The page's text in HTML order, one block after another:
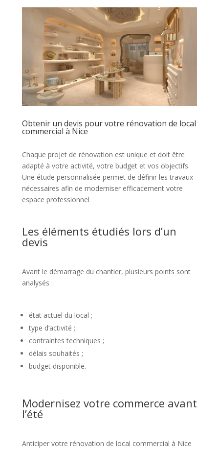
Obtenir un devis pour votre rénovation de local
commercial à Nice
Chaque projet de rénovation est unique et doit être
adapté à votre activité, votre budget et vos objectifs.
Une étude personnalisée permet de définir les travaux
nécessaires afin de moderniser efficacement votre
espace professionnel
Les éléments étudiés lors d’un
devis
Avant le démarrage du chantier, plusieurs points sont
analysés :
état actuel du local ;
type d’activité ;
contraintes techniques ;
délais souhaités ;
budget disponible.
Modernisez votre commerce avant
l’été
Anticiper votre rénovation de local commercial à Nice